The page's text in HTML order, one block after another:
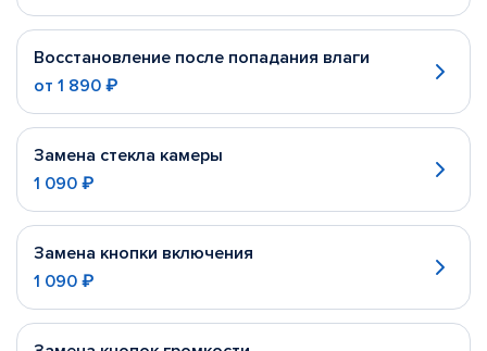
Восстановление после попадания влаги
от 1 890 ₽
Замена стекла камеры
1 090 ₽
Замена кнопки включения
1 090 ₽